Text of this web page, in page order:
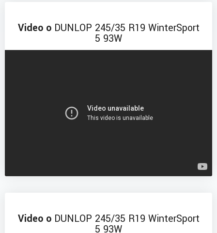
Video o DUNLOP 245/35 R19 WinterSport
5 93W
Video o DUNLOP 245/35 R19 WinterSport
5 93W